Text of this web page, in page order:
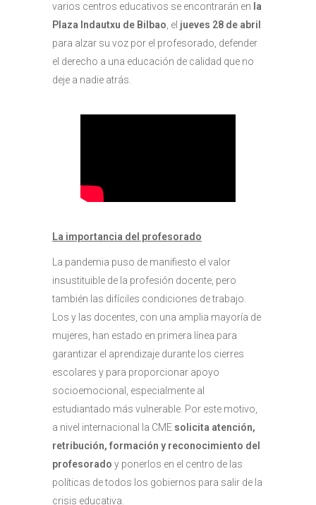
varios centros educativos se encontrarán en la
Plaza Indautxu de Bilbao, el jueves 28 de abril
para alzar su voz por el profesorado, defender
el derecho a una educación de calidad que no
deje a nadie atrás.
La importancia del profesorado
La pandemia puso de manifiesto el valor
insustituible de la profesión docente, pero
también las difíciles condiciones de trabajo.
Los y las docentes, con una amplia mayoría de
mujeres, han estado en primera línea para
garantizar el aprendizaje durante los cierres
escolares y para proporcionar apoyo
socioemocional, especialmente al
estudiantado más vulnerable. Por este motivo,
a nivel internacional la CME solicita atención,
retribución, formación y reconocimiento del
profesorado y ponerlos en el centro de las
políticas de todos los gobiernos para salir de la
crisis educativa.